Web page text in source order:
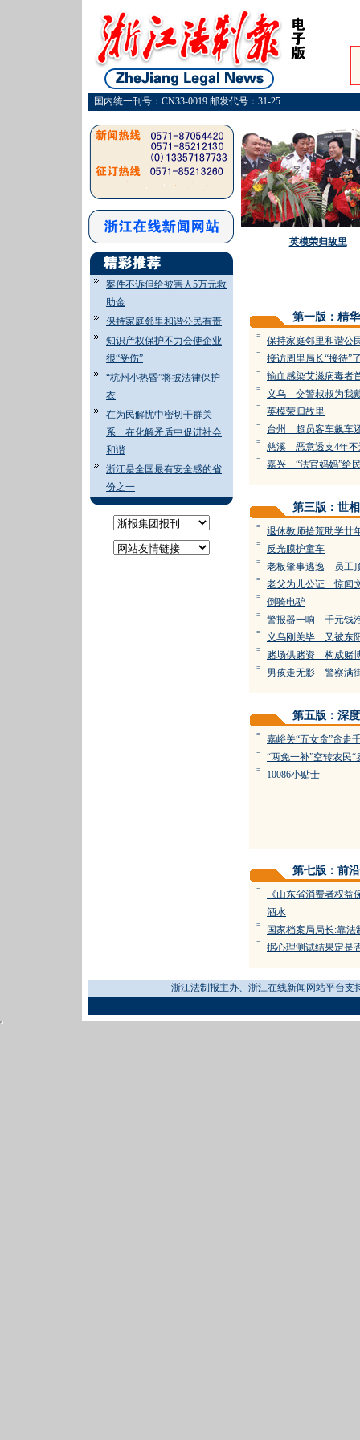
国内统一刊号：CN33-0019 邮发代号：31-25
案件不诉但给被害人5万元救
助金
保持家庭邻里和谐公民有责
知识产权保护不力会使企业
很“受伤”
“杭州小热昏”将披法律保护
衣
在为民解忧中密切干群关
系 在化解矛盾中促进社会
和谐
浙江是全国最有安全感的省
份之一
英模荣归故里
第一版：精
= 保持家庭邻里和谐公
= 接访周里局长“接待”
= 输血感染艾滋病毒者
= 义乌 交警叔叔为我
= 英模荣归故里
= 台州 超员客车飙车
= 慈溪 恶意透支4年不
= 嘉兴 “法官妈妈”给
第三版：世相
= 退休教师拾荒助学廿
= 反光膜护童车
= 老板肇事逃逸 员工
= 老父为儿公证 惊闻
= 倒骑电驴
= 警报器一响 千元钱
= 义乌刚关毕 又被东
= 赌场供赌资 构成赌
= 男孩走无影 警察满
第五版：深度
= 嘉峪关“五女贪”贪走
= “两免一补”空转农民“
= 10086小贴士
第七版：前沿
=
《山东省消费者权
酒水
= 国家档案局局长:靠法
= 据心理测试结果定是
浙江法制报主办、浙江在线新闻网站平台